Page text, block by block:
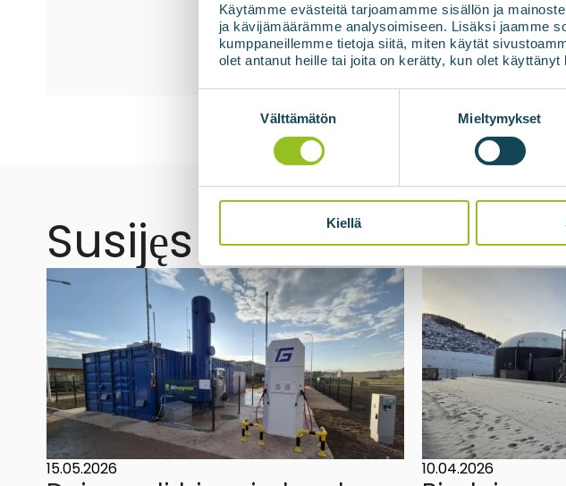
Käytämme evästeitä tarjoamamme sisällön ja
ja kävijämäärämme analysoimiseen. Lisäksi jaamme
kumppaneillemme tietoja siitä, miten käytät
olet antanut heille tai joita on kerätty, kun olet käyttänyt
Välttämätön Mieltymykset
Kiellä
Susijęs
15.05.2026 10.04.2026